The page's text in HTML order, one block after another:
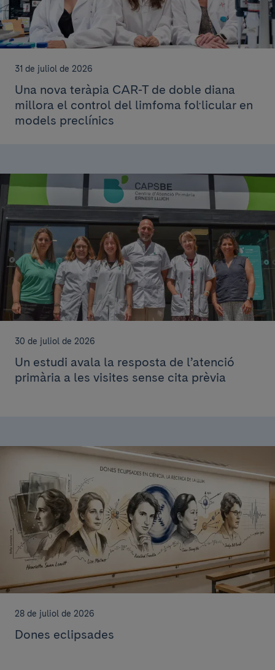
31 de juliol de 2026
Una nova teràpia CAR-T de doble diana
millora el control del limfoma fol·licular en
models preclínics
30 de juliol de 2026
Un estudi avala la resposta de l’atenció
primària a les visites sense cita prèvia
28 de juliol de 2026
Dones eclipsades